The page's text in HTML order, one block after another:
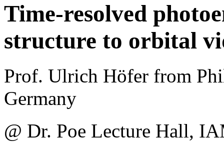
Time-resolved
structure to orbital
Prof. Ulrich Höfer from
Germany
@ Dr. Poe Lecture Hall,